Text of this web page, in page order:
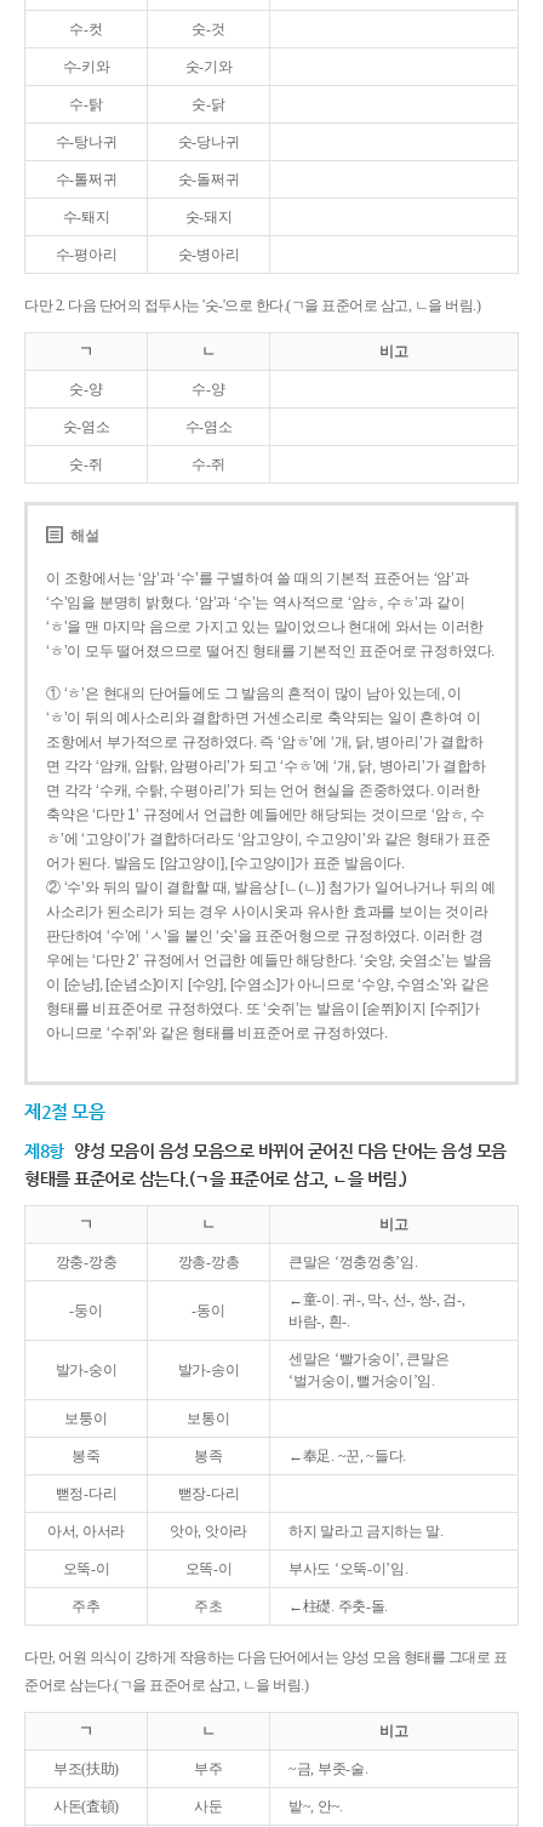
수-컷 숫-것
수-키와 숫-기와
수-탉 숫-닭
수-탕나귀 숫-당나귀
수-톨쩌귀 숫-돌쩌귀
수-퇘지 숫-돼지
수-평아리 숫-병아리
다만 2. 다음 단어의 접두사는 '숫-'으로 한다.(ㄱ을 표준어로 삼고, ㄴ을 버림.)
ㄱ ㄴ 비고
숫-양 수-양
숫-염소 수-염소
숫-쥐 수-쥐
해설
이 조항에서는 ‘암’과 ‘수’를 구별하여 쓸 때의 기본적 표준어는 ‘암’과
‘수’임을 분명히 밝혔다. ‘암’과 ‘수’는 역사적으로 ‘암ㅎ, 수ㅎ’과 같이
‘ㅎ’을 맨 마지막 음으로 가지고 있는 말이었으나 현대에 와서는 이러한
‘ㅎ’이 모두 떨어졌으므로 떨어진 형태를 기본적인 표준어로 규정하였다.
① ‘ㅎ’은 현대의 단어들에도 그 발음의 흔적이 많이 남아 있는데, 이
‘ㅎ’이 뒤의 예사소리와 결합하면 거센소리로 축약되는 일이 흔하여 이
조항에서 부가적으로 규정하였다. 즉 ‘암ㅎ’에 ‘개, 닭, 병아리’가 결합하
면 각각 ‘암캐, 암탉, 암평아리’가 되고 ‘수ㅎ’에 ‘개, 닭, 병아리’가 결합하
면 각각 ‘수캐, 수탉, 수평아리’가 되는 언어 현실을 존중하였다. 이러한
축약은 ‘다만 1’ 규정에서 언급한 예들에만 해당되는 것이므로 ‘암ㅎ, 수
ㅎ’에 ‘고양이’가 결합하더라도 ‘암고양이, 수고양이’와 같은 형태가 표준
어가 된다. 발음도 [암고양이], [수고양이]가 표준 발음이다.
② ‘수’와 뒤의 말이 결합할 때, 발음상 [ㄴ(ㄴ)] 첨가가 일어나거나 뒤의 예
사소리가 된소리가 되는 경우 사이시옷과 유사한 효과를 보이는 것이라
판단하여 ‘수’에 ‘ㅅ’을 붙인 ‘숫’을 표준어형으로 규정하였다. 이러한 경
우에는 ‘다만 2’ 규정에서 언급한 예들만 해당한다. ‘숫양, 숫염소’는 발음
이 [순냥], [순념소]이지 [수양], [수염소]가 아니므로 ‘수양, 수염소’와 같은
형태를 비표준어로 규정하였다. 또 ‘숫쥐’는 발음이 [숟쮜]이지 [수쥐]가
아니므로 ‘수쥐’와 같은 형태를 비표준어로 규정하였다.
제2절 모음
제8항 양성 모음이 음성 모음으로 바뀌어 굳어진 다음 단어는 음성 모음
형태를 표준어로 삼는다.(ㄱ을 표준어로 삼고, ㄴ을 버림.)
ㄱ ㄴ 비고
깡충-깡충 깡총-깡총 큰말은 ‘껑충껑충’임.
-둥이 -동이
←童-이. 귀-, 막-, 선-, 쌍-, 검-,
바람-, 흰-.
발가-숭이 발가-송이
센말은 ‘빨가숭이’, 큰말은
‘벌거숭이, 뻘거숭이’임.
보퉁이 보통이
봉죽 봉족 ←奉足. ~꾼, ~들다.
뻗정-다리 뻗장-다리
아서, 아서라 앗아, 앗아라 하지 말라고 금지하는 말.
오뚝-이 오똑-이 부사도 ‘오뚝-이’임.
주추 주초 ←柱礎. 주춧-돌.
다만, 어원 의식이 강하게 작용하는 다음 단어에서는 양성 모음 형태를 그대로 표
준어로 삼는다.(ㄱ을 표준어로 삼고, ㄴ을 버림.)
ㄱ ㄴ 비고
부조(扶助) 부주 ~금, 부좃-술.
사돈(査頓) 사둔 밭~, 안~.